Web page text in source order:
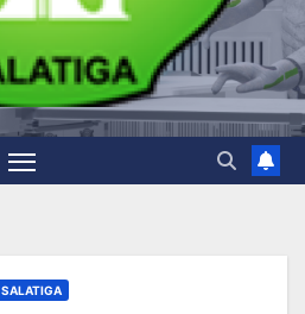
SALATIGA